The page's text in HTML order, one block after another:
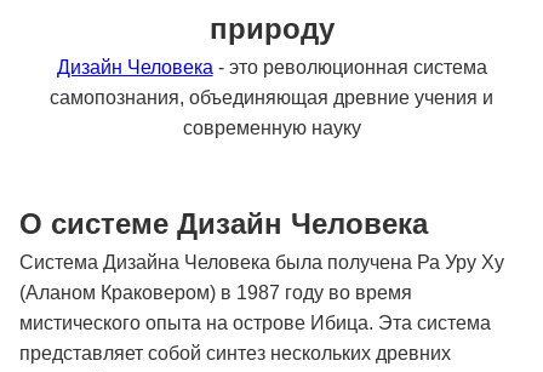
природу
Дизайн Человека - это революционная система
самопознания, объединяющая древние учения и
современную науку
О системе Дизайн Человека
Система Дизайна Человека была получена Ра Уру Ху
(Аланом Краковером) в 1987 году во время
мистического опыта на острове Ибица. Эта система
представляет собой синтез нескольких древних